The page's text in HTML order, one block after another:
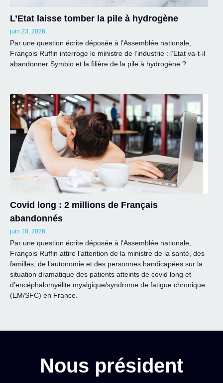
L’Etat laisse tomber la pile à hydrogène
juin 23, 2026
Par une question écrite déposée à l’Assemblée nationale,
François Ruffin interroge le ministre de l’industrie : l’Etat va-t-il
abandonner Symbio et la filière de la pile à hydrogène ?
Covid long : 2 millions de Français
abandonnés
juin 10, 2026
Par une question écrite déposée à l’Assemblée nationale,
François Ruffin attire l’attention de la ministre de la santé, des
familles, de l’autonomie et des personnes handicapées sur la
situation dramatique des patients atteints de covid long et
d’encéphalomyélite myalgique/syndrome de fatigue chronique
(EM/SFC) en France.
Nous président